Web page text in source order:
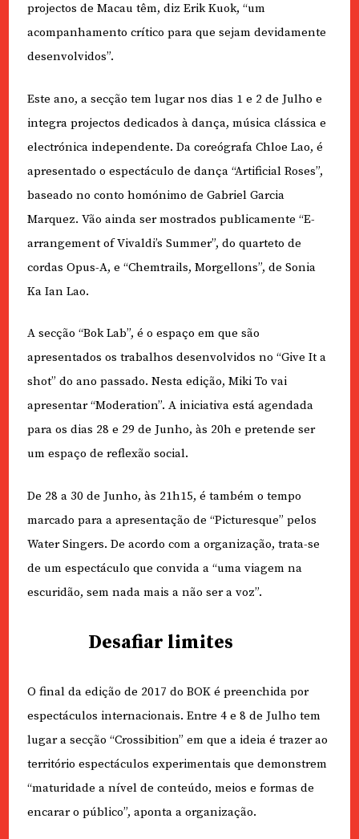
projectos de Macau têm, diz Erik Kuok, “um
acompanhamento crítico para que sejam devidamente
desenvolvidos”.
Este ano, a secção tem lugar nos dias 1 e 2 de Julho e
integra projectos dedicados à dança, música clássica e
electrónica independente. Da coreógrafa Chloe Lao, é
apresentado o espectáculo de dança “Artificial Roses”,
baseado no conto homónimo de Gabriel Garcia
Marquez. Vão ainda ser mostrados publicamente “E-
arrangement of Vivaldi’s Summer”, do quarteto de
cordas Opus-A, e “Chemtrails, Morgellons”, de Sonia
Ka Ian Lao.
A secção “Bok Lab”, é o espaço em que são
apresentados os trabalhos desenvolvidos no “Give It a
shot” do ano passado. Nesta edição, Miki To vai
apresentar “Moderation”. A iniciativa está agendada
para os dias 28 e 29 de Junho, às 20h e pretende ser
um espaço de reflexão social.
De 28 a 30 de Junho, às 21h15, é também o tempo
marcado para a apresentação de “Picturesque” pelos
Water Singers. De acordo com a organização, trata-se
de um espectáculo que convida a “uma viagem na
escuridão, sem nada mais a não ser a voz”.
Desafiar limites
O final da edição de 2017 do BOK é preenchida por
espectáculos internacionais. Entre 4 e 8 de Julho tem
lugar a secção “Crossibition” em que a ideia é trazer ao
território espectáculos experimentais que demonstrem
“maturidade a nível de conteúdo, meios e formas de
encarar o público”, aponta a organização.